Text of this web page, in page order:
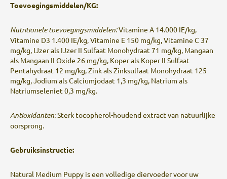
Toevoegingsmiddelen/KG:
Nutritionele toevoegingsmiddelen:Vitamine A 14.000 IE/kg,
Vitamine D3 1.400 IE/kg, Vitamine E 150 mg/kg, Vitamine C 37
mg/kg, IJzer als IJzer II Sulfaat Monohydraat 71 mg/kg, Mangaan
als Mangaan II Oxide 26 mg/kg, Koper als Koper II Sulfaat
Pentahydraat 12 mg/kg, Zink als Zinksulfaat Monohydraat 125
mg/kg, Jodium als Calciumjodaat 1,3 mg/kg, Natrium als
Natriumseleniet 0,3 mg/kg.
Antioxidanten:Sterk tocopherol-houdend extract van natuurlijke
oorsprong.
Gebruiksinstructie:
Natural Medium Puppy is een volledige diervoeder voor uw